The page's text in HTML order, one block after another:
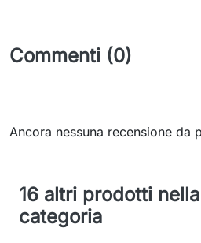
Commenti (0)
Ancora nessuna recensione da
16 altri prodotti
categoria